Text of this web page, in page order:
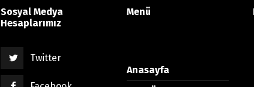
Sosyal Medya
Hesaplarımız
Twitter
Menü
Anasayfa